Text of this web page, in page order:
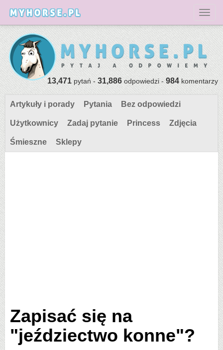
13,471pytań -31,886odpowiedzi -984komentarzy
Artykuły i porady Pytania Bez odpowiedzi
Użytkownicy Zadaj pytanie Princess Zdjęcia
Śmieszne Sklepy
Zapisać się na
"jeździectwo konne"?